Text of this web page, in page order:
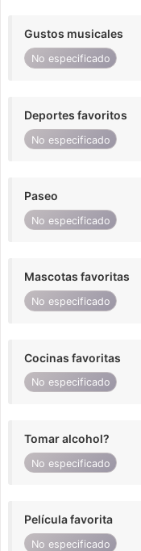
Gustos musicales
No especificado
Deportes favoritos
No especificado
Paseo
No especificado
Mascotas favoritas
No especificado
Cocinas favoritas
No especificado
Tomar alcohol?
No especificado
Película favorita
No especificado